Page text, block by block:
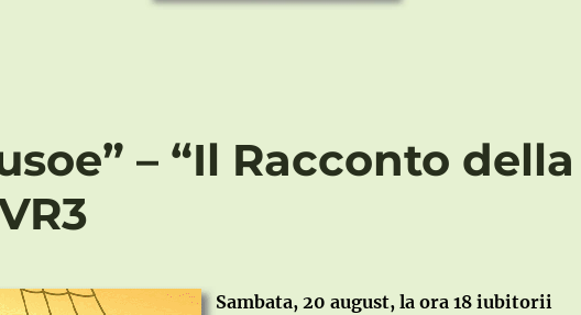
– “Il Racconto della
Sambata, 20 august, la ora 18 iubitorii